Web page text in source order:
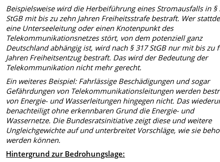
Beispielsweise wird die Herbeiführung eines Stromausfalls in §
StGB mit bis zu zehn Jahren Freiheitsstrafe bestraft. Wer
eine Unterseeleitung oder einen Knotenpunkt des
Telekommunikationsnetzes stört, von dem potenziell ganz
Deutschland abhängig ist, wird nach § 317 StGB nur mit bis zu
Jahren Freiheitsentzug bestraft. Das wird der Bedeutung der
Telekommunikation nicht mehr gerecht.
Ein weiteres Beispiel: Fahrlässige Beschädigungen und sogar
Gefährdungen von Telekommunikationsleitungen werden
von Energie- und Wasserleitungen hingegen nicht. Das
benachteiligt ohne erkennbaren Grund die Energie- und
Wassernetze. Die Bundesratsinitiative zeigt diese und weitere
Ungleichgewichte auf und unterbreitet Vorschläge, wie sie
werden können.
Hintergrund zur Bedrohungslage: